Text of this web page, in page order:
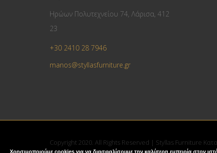
Ηρώων Πολυτεχνείου 74, Λάρισα, 412
23
+30 2410 28 7946
manos@styllasfurniture.gr
Copyright 2020. All Rights Reserved | Styllas Furniture
Χρησιμοποιούμε cookies για να διασφαλίσουμε την καλύτερη εμπειρία στον